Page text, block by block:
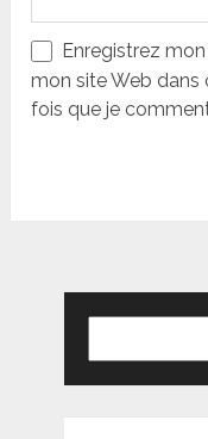
Enregistrez
mon site Web dans
fois que je